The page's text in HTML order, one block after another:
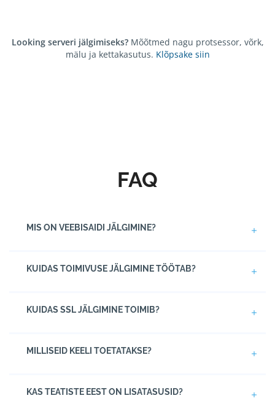
Looking serveri jälgimiseks?Mõõtmed nagu protsessor, võrk,
mälu ja kettakasutus. Klõpsake siin
FAQ
MIS ON VEEBISAIDI JÄLGIMINE?
KUIDAS TOIMIVUSE JÄLGIMINE TÖÖTAB?
KUIDAS SSL JÄLGIMINE TOIMIB?
MILLISEID KEELI TOETATAKSE?
KAS TEATISTE EEST ON LISATASUSID?